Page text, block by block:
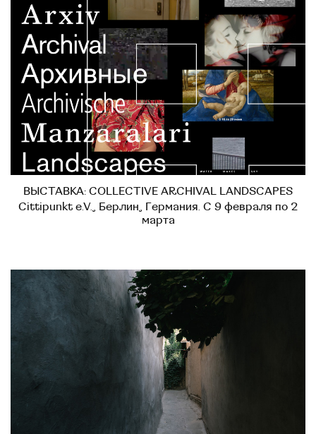
ВЫСТАВКА: COLLECTIVE ARCHIVAL LANDSCAPES
Cittipunkt e.V., Берлин, Германия. С 9 февраля по 2
марта